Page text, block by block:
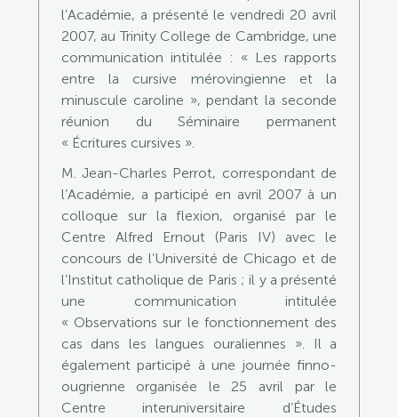
l’Académie, a présenté le vendredi 20 avril
2007, au Trinity College de Cambridge, une
communication intitulée : « Les rapports
entre la cursive mérovingienne et la
minuscule caroline », pendant la seconde
réunion du Séminaire permanent
« Écritures cursives ».
M. Jean-Charles Perrot, correspondant de
l’Académie, a participé en avril 2007 à un
colloque sur la flexion, organisé par le
Centre Alfred Ernout (Paris IV) avec le
concours de l’Université de Chicago et de
l’Institut catholique de Paris ; il y a présenté
une communication intitulée
« Observations sur le fonctionnement des
cas dans les langues ouraliennes ». Il a
également participé à une journée finno-
ougrienne organisée le 25 avril par le
Centre interuniversitaire d’Études